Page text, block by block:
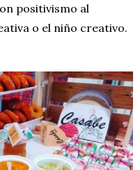
positivismo al
o el niño creativo.